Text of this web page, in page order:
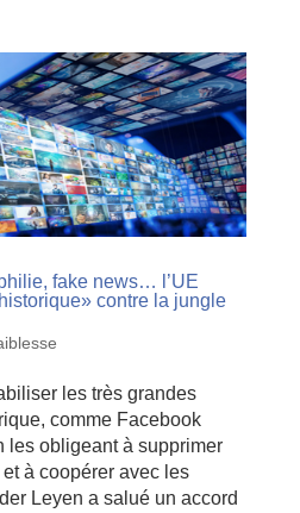
fake news… l’UE
contre la jungle
les très grandes
comme Facebook
les obligeant à supprimer
à coopérer avec les
Leyen a salué un accord